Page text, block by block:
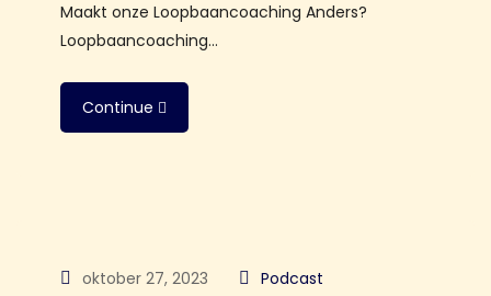
Maakt onze Loopbaancoaching Anders?
Loopbaancoaching…
Continue
oktober 27, 2023 Podcast